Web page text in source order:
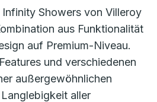
Showers von Villeroy
aus Funktionalität
auf Premium-Niveau.
und verschiedenen
außergewöhnlichen
aller